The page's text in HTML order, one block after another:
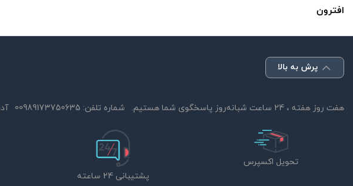
افترون
پرش به بالا
هفت روز هفته ، 24 ساعت شبانه‌روز پاسخگوی شما هستیم. شماره تلفن: 00989173750635
تحویل اکسپرس
پشتیبانی 24 ساعته